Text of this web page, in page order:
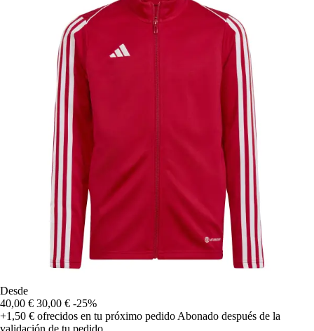
Desde
40,00 € 30,00 € -25%
+1,50 € ofrecidos en tu próximo pedido Abonado después de la
validación de tu pedido